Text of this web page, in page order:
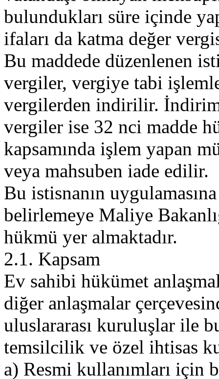
bulundukları süre içinde
ifaları da katma değer
Bu maddede düzenlenen
vergiler, vergiye tabi
vergilerden indirilir.
vergiler ise 32 nci madde
kapsamında işlem yapan
veya mahsuben iade edilir.
Bu istisnanın
belirlemeye Maliye
hükmü yer almaktadır.
2.1. Kapsam
Ev sahibi hükümet
diğer anlaşmalar
uluslararası kuruluşlar ile
temsilcilik ve özel ihtisas
a) Resmi kullanımları için